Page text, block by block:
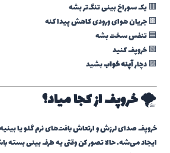
🟥 یک سوراخ بینی تنگ‌تر بشه
🟨 جریان هوای ورودی کاهش پیدا کنه
🟦 تنفس سخت بشه
🟩 خروپف کنید
🟪 دچارآپنه خواببشید
🌪️خروپف از کجا میاد؟
خروپف صدای لرزش و ارتعاش بافت‌های نرم گلو یا
ایجاد می‌شه. حالا تصور کن وقتی یه طرف بینی بسته